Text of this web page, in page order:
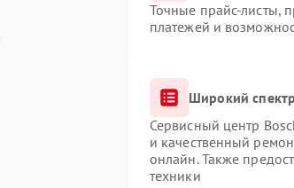
Точные прайс-листы,
платежей и
Широкий
Сервисный центр
и качественный
онлайн. Также
техники